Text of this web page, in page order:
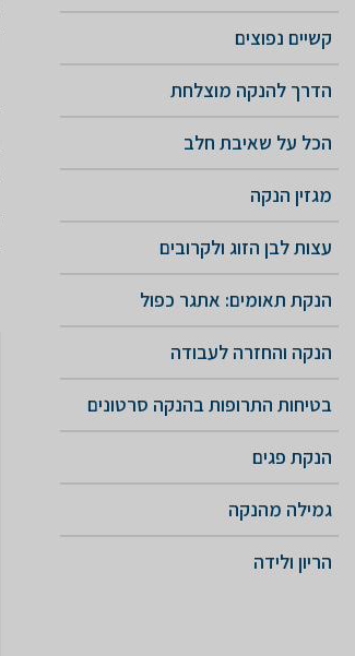
קשיים נפוצים
הדרך להנקה מוצלחת
הכל על שאיבת חלב
מגזין הנקה
עצות לבן הזוג ולקרובים
הנקת תאומים: אתגר כפול
הנקה והחזרה לעבודה
בטיחות התרופות בהנקה סרטונים
הנקת פגים
גמילה מהנקה
הריון ולידה